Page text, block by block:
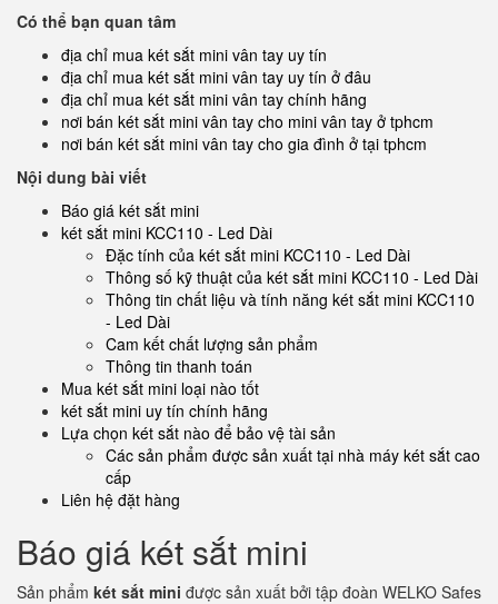
Có thể bạn quan tâm
địa chỉ mua két sắt mini vân tay uy tín
địa chỉ mua két sắt mini vân tay uy tín ở đâu
địa chỉ mua két sắt mini vân tay chính hãng
nơi bán két sắt mini vân tay cho mini vân tay ở tphcm
nơi bán két sắt mini vân tay cho gia đình ở tại tphcm
Nội dung bài viết
Báo giá két sắt mini
két sắt mini KCC110 - Led Dài
Đặc tính của két sắt mini KCC110 - Led Dài
Thông số kỹ thuật của két sắt mini KCC110 - Led Dài
Thông tin chất liệu và tính năng két sắt mini KCC110
- Led Dài
Cam kết chất lượng sản phẩm
Thông tin thanh toán
Mua két sắt mini loại nào tốt
két sắt mini uy tín chính hãng
Lựa chọn két sắt nào để bảo vệ tài sản
Các sản phẩm được sản xuất tại nhà máy két sắt cao
cấp
Liên hệ đặt hàng
Báo giá két sắt mini
Sản phẩm két sắt mini được sản xuất bởi tập đoàn WELKO Safes